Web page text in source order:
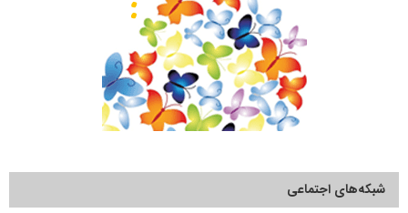
شبکه‌های اجتماعی